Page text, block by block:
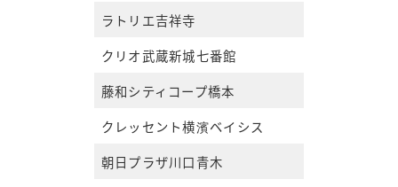
ラトリエ吉祥寺
クリオ武蔵新城七番館
藤和シティコープ橋本
クレッセント横濱ベイシス
朝日プラザ川口青木